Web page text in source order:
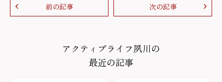
前の記事 次の記事
アクティブライフ夙川の
最近の記事